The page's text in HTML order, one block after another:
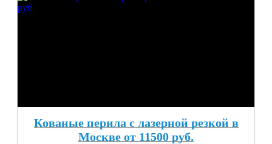
Кованые перила с лазерной резкой в
Москве от 11500 руб.